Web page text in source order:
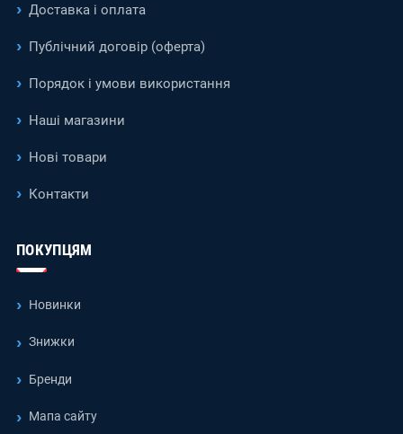
Доставка і оплата
Публічний договір (оферта)
Порядок і умови використання
Наші магазини
Нові товари
Контакти
ПОКУПЦЯМ
Новинки
Знижки
Бренди
Мапа сайту